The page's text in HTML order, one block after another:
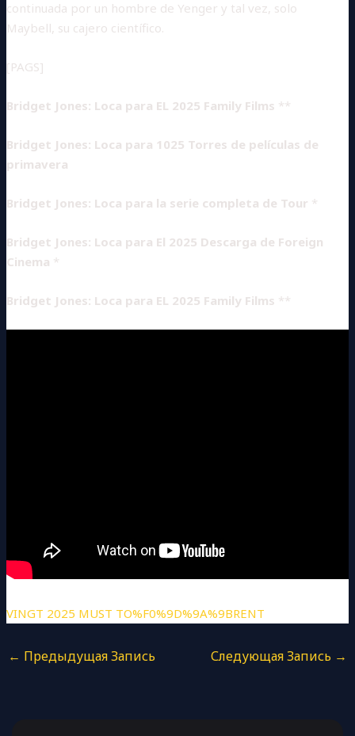
continuada por un hombre de Yenger y tal vez, solo
Maybell, su cajero científico.
[PAGS]
Bridget Jones: Loca para EL 2025 Family Films **
Bridget Jones: Loca para 1025 Torres de películas de
primavera
Bridget Jones: Loca para la serie completa de Tour *
Bridget Jones: Loca para El 2025 Descarga de Foreign
Cinema *
Bridget Jones: Loca para EL 2025 Family Films **
VINGT 2025 MUST TO%F0%9D%9A%9BRENT
← Предыдущая Запись Следующая Запись →